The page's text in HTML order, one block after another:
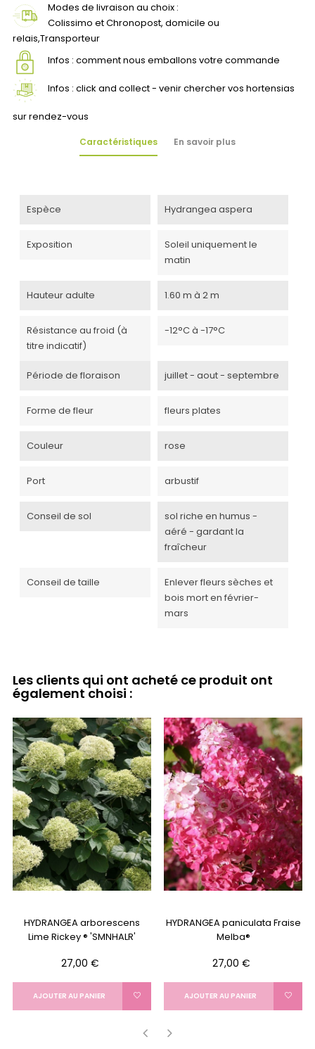
Modes de livraison au choix :
Colissimo et Chronopost, domicile ou
relais,Transporteur
Infos : comment nous emballons votre commande
Infos : click and collect - venir chercher vos hortensias
sur rendez-vous
Caractéristiques En savoir plus
Espèce Hydrangea aspera
Exposition
Soleil uniquement le
matin
Hauteur adulte 1.60 m à 2 m
Résistance au froid (à
titre indicatif)
-12°C à -17°C
Période de floraison juillet - aout - septembre
Forme de fleur fleurs plates
Couleur rose
Port arbustif
Conseil de sol
sol riche en humus -
aéré - gardant la
fraîcheur
Conseil de taille
Enlever fleurs sèches et
bois mort en février-
mars
Les clients qui ont acheté ce produit ont
également choisi :
HYDRANGEA arborescens
Lime Rickey ® 'SMNHALR'
Prix
27,00 €
AJOUTER AU PANIER
HYDRANGEA paniculata Fraise
Melba®
Prix
27,00 €
AJOUTER AU PANIER